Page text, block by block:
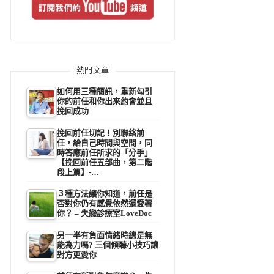
熱門文章
如何用三種簡訊，重新勾引
你的前任和你出來約會並且
挽回成功
挽回前任切記！別聯絡前
任，給自己時間與空間，同
時答應前任所求的「分手」
【挽回前任五部曲，第二階
段上篇】-…
３種方法讓你知道，前任是
否對你仍有感覺依然還愛著
你？ – 失戀診療室LoveDoc
另一半有負面情緒時總是無
能為力嗎? 三個傾聽小技巧讓
對方更愛你